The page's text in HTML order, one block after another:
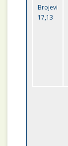
Brojevi
17,13